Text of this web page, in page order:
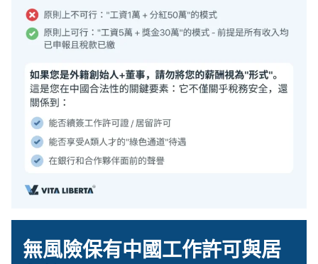
無風險保有中國工作許可與居